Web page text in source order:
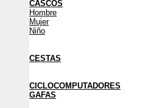
CASCOS
Hombre
Mujer
Niño
CESTAS
CICLOCOMPUTADORES
GAFAS